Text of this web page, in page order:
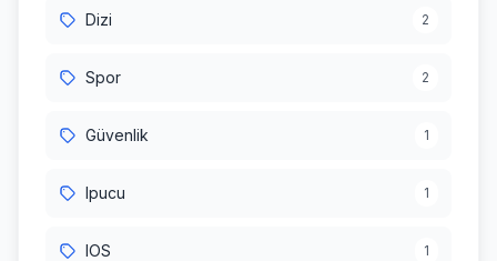
Dizi 2
Spor 2
Güvenlik 1
Ipucu 1
IOS 1